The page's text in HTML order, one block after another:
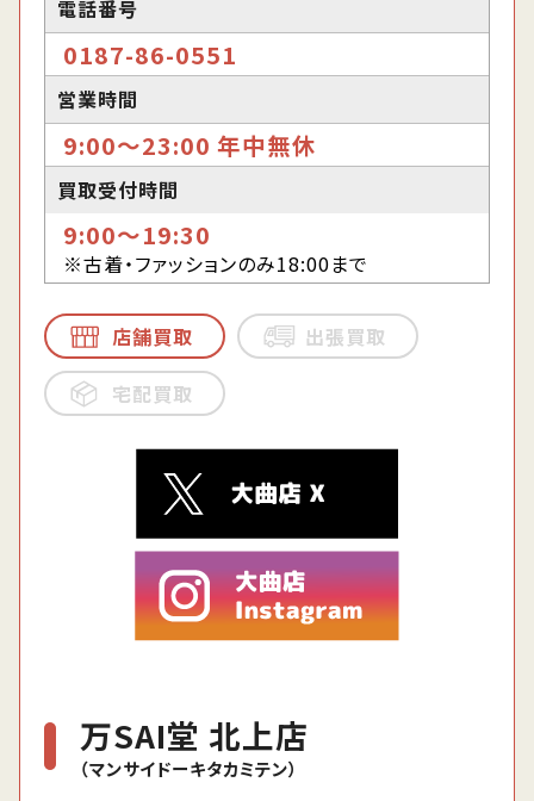
電話番号
0187-86-0551
営業時間
9:00〜23:00 年中無休
買取受付時間
9:00〜19:30
※古着・ファッションのみ18:00まで
店舗買取
出張買取
宅配買取
万SAI堂 北上店
（マンサイドーキタカミテン）